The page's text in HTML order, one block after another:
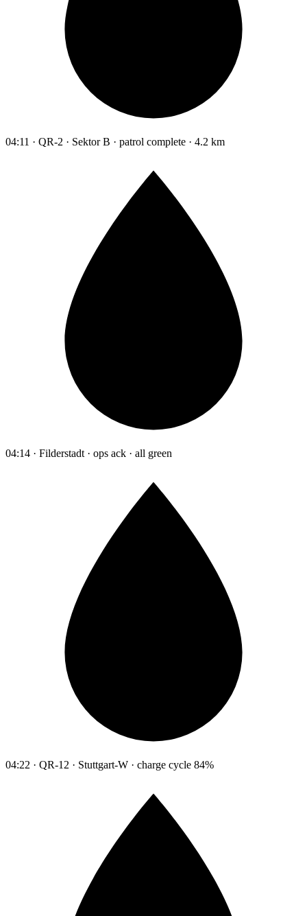
04:11 · QR-2 · Sektor B · patrol complete · 4.2 km
04:14 · Filderstadt · ops ack · all green
04:22 · QR-12 · Stuttgart-W · charge cycle 84%